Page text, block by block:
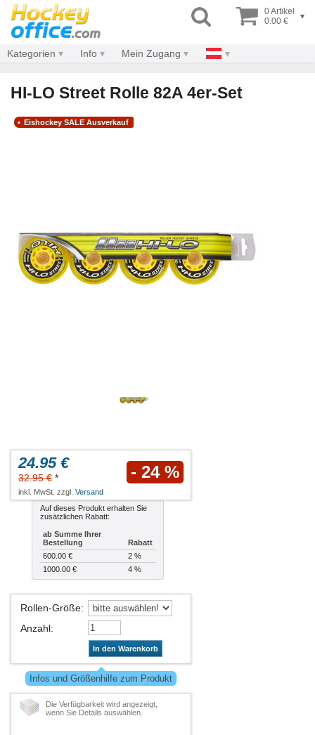
0 Artikel
0.00 €
▾
Kategorien Info Mein Zugang
HI-LO Street Rolle 82A 4er-Set
Eishockey SALE Ausverkauf
24.95 €
32.95 € * - 24 %
inkl. MwSt. zzgl. Versand
Auf dieses Produkt erhalten Sie
zusätzlichen Rabatt:
ab Summe Ihrer
Bestellung
Rabatt
600.00 €
2 %
1000.00 €
4 %
Rollen-Größe:
Anzahl:
In den Warenkorb
Infos und Größenhilfe zum Produkt
Die Verfügbarkeit wird angezeigt,
wenn Sie Details auswählen.